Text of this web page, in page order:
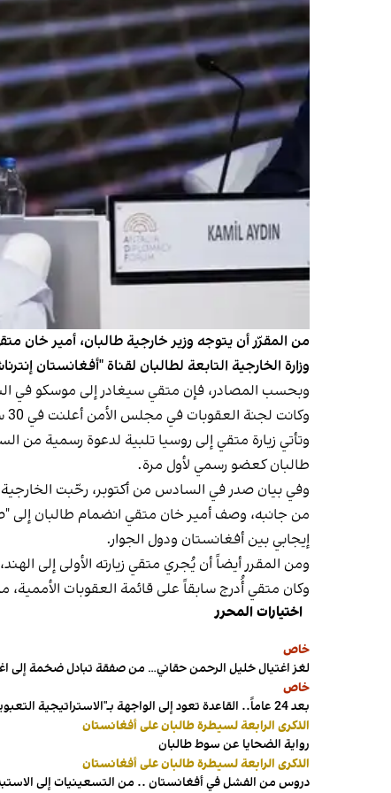
من المقرّر أن يتوجه وزير خارجية طالبان، أمير خان
وزارة الخارجية التابعة لطالبان لقناة "أفغانستان
وبحسب المصادر، فإن متقي سيغادر إلى موسكو في
وكانت لجنة العقوبات في مجلس الأمن أعلنت في 30 سبتمبر عن منحه إعفاءً من حظر السفر إلى الهند بين 9 و16 أكتوبر.
وتأتي زيارة متقي إلى روسيا تلبية لدعوة رسمية
طالبان كعضو رسمي لأول مرة.
وفي بيان صدر في السادس من أكتوبر، رحّبت الخارجية
من جانبه، وصف أمير خان متقي انضمام طالبان إلى
إيجابي بين أفغانستان ودول الجوار.
ومن المقرر أيضاً أن يُجري متقي زيارته الأولى إلى
وكان متقي أُدرج سابقاً على قائمة العقوبات
اختيارات المحرر
خاص
لغز اغتيال خليل الرحمن حقاني… من صفقة تبادل ضخمة إلى
خاص
بعد 24 عاماً.. القاعدة تعود إلى الواجهة بـ"الاستراتيجية التعبوية"
الذكرى الرابعة لسيطرة طالبان على أفغانستان
رواية الضحايا عن سوط طالبان
الذكرى الرابعة لسيطرة طالبان على أفغانستان
دروس من الفشل في أفغانستان .. من التسعينيات إلى